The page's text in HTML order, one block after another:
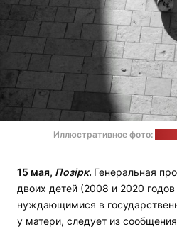
Иллюстративное фото:
15 мая, Позірк. Генеральная
двоих детей (2008 и 2020
нуждающимися в
у матери, следует из